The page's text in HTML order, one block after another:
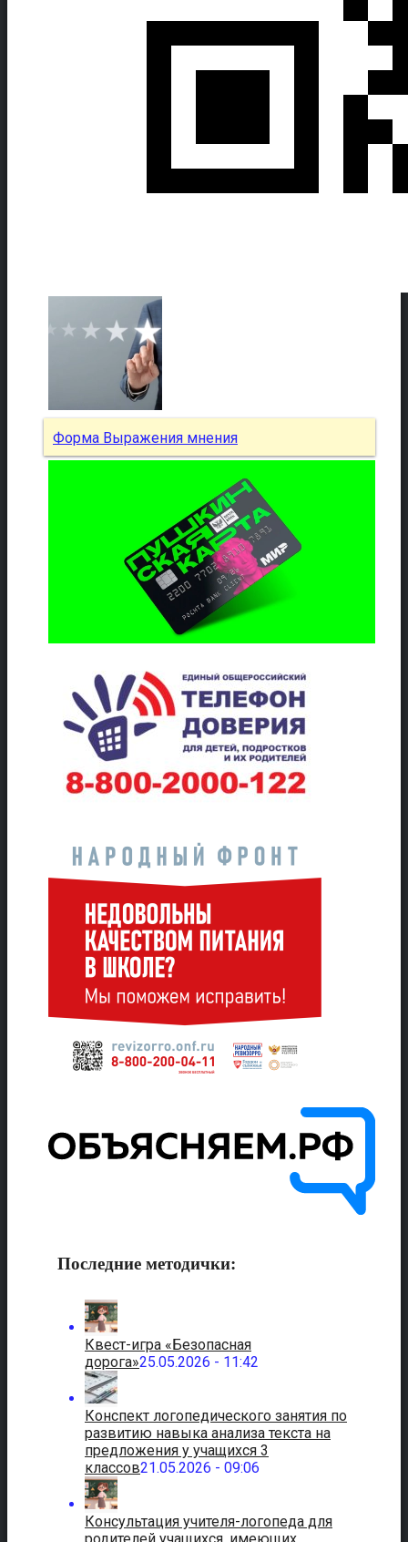
Форма Выражения мнения
Последние методички:
Квест-игра «Безопасная
дорога»25.05.2026 - 11:42
Конспект логопедического занятия по
развитию навыка анализа текста на
предложения у учащихся 3
классов21.05.2026 - 09:06
Консультация учителя-логопеда для